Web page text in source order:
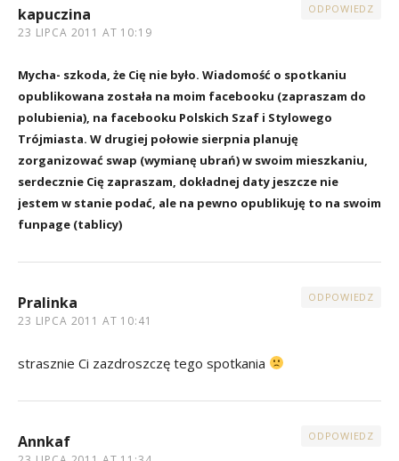
kapuczina
23 LIPCA 2011 AT 10:19
ODPOWIEDZ
Mycha- szkoda, że Cię nie było. Wiadomość o spotkaniu
opublikowana została na moim facebooku (zapraszam do
polubienia), na facebooku Polskich Szaf i Stylowego
Trójmiasta. W drugiej połowie sierpnia planuję
zorganizować swap (wymianę ubrań) w swoim mieszkaniu,
serdecznie Cię zapraszam, dokładnej daty jeszcze nie
jestem w stanie podać, ale na pewno opublikuję to na swoim
funpage (tablicy)
Pralinka
23 LIPCA 2011 AT 10:41
ODPOWIEDZ
strasznie Ci zazdroszczę tego spotkania
Annkaf ODPOWIEDZ